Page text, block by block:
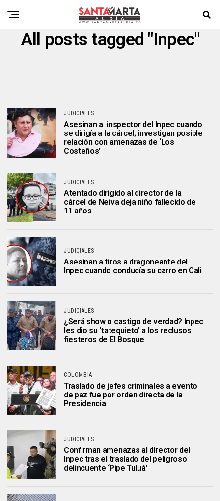
All posts tagged "Inpec"
JUDICIALES
Asesinan a inspector del Inpec cuando
se dirigía a la cárcel; investigan posible
relación con amenazas de ‘Los
Costeños’
JUDICIALES
Atentado dirigido al director de la
cárcel de Neiva deja niño fallecido de
11 años
JUDICIALES
Asesinan a tiros a dragoneante del
Inpec cuando conducía su carro en Cali
JUDICIALES
¿Será show o castigo de verdad? Inpec
les dio su ‘tatequieto’ a los reclusos
fiesteros de El Bosque
COLOMBIA
Traslado de jefes criminales a evento
de paz fue por orden directa de la
Presidencia
JUDICIALES
Confirman amenazas al director del
Inpec tras el traslado del peligroso
delincuente ‘Pipe Tuluá’